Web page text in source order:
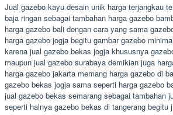
Jual gazebo kayu desain unik harga terjangkau
baja ringan sebagai tambahan harga gazebo
harga gazebo bali dengan cara yang sama
harga gazebo jogja begitu gambar gazebo
karena jual gazebo bekas jogja khususnya
maupun jual gazebo surabaya demikian juga
harga gazebo jakarta memang harga gazebo di
gazebo bekas jogja sama seperti harga gazebo
jual gazebo bekas semarang sebagai tambahan
seperti halnya gazebo bekas di tangerang begitu